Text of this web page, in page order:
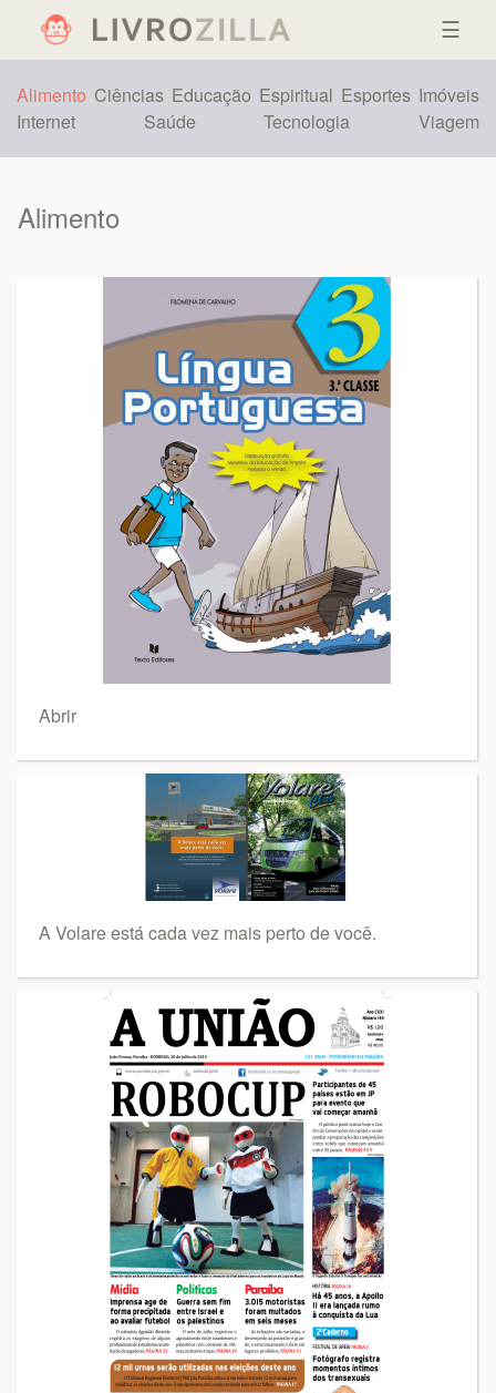
☰
Alimento Ciências Educação Espiritual Esportes Imóveis
Internet
Saúde Tecnologia Viagem
Alimento
Abrir
A Volare está cada vez mais perto de você.